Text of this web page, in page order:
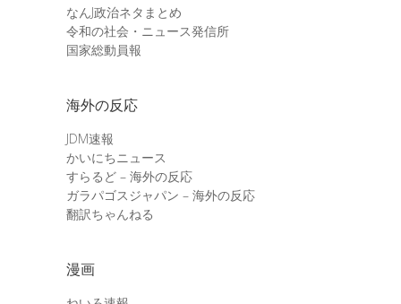
なんJ政治ネタまとめ
令和の社会・ニュース発信所
国家総動員報
海外の反応
JDM速報
かいにちニュース
すらるど – 海外の反応
ガラパゴスジャパン – 海外の反応
翻訳ちゃんねる
漫画